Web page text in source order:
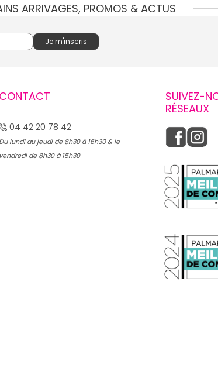
ARRIVAGES, PROMOS & ACTUS
CONTACT
04 42 20 78 42
Du lundi au jeudi de 8h30 à 16h30 & le
vendredi de 8h30 à 15h30
SUIVEZ-
RÉSEAUX